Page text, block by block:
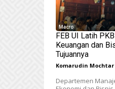
Macro
FEB UI Latih
Keuangan dan
Tujuannya
Komarudin Mochtar
Departemen